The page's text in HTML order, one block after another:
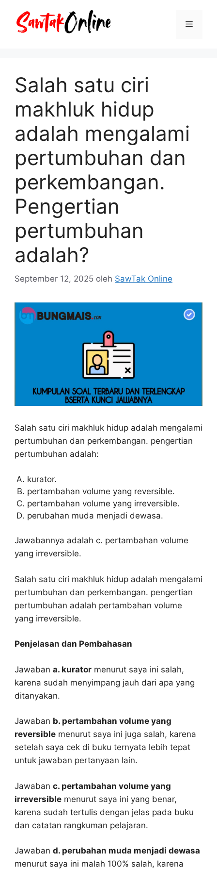
Menu
Salah satu ciri
makhluk hidup
adalah mengalami
pertumbuhan dan
perkembangan.
Pengertian
pertumbuhan
adalah?
September 12, 2025 oleh SawTak Online
Salah satu ciri makhluk hidup adalah mengalami
pertumbuhan dan perkembangan. pengertian
pertumbuhan adalah:
kurator.
pertambahan volume yang reversible.
pertambahan volume yang irreversible.
perubahan muda menjadi dewasa.
Jawabannya adalah c. pertambahan volume
yang irreversible.
Salah satu ciri makhluk hidup adalah mengalami
pertumbuhan dan perkembangan. pengertian
pertumbuhan adalah pertambahan volume
yang irreversible.
Penjelasan dan Pembahasan
Jawaban a. kurator menurut saya ini salah,
karena sudah menyimpang jauh dari apa yang
ditanyakan.
Jawaban b. pertambahan volume yang
reversible menurut saya ini juga salah, karena
setelah saya cek di buku ternyata lebih tepat
untuk jawaban pertanyaan lain.
Jawaban c. pertambahan volume yang
irreversible menurut saya ini yang benar,
karena sudah tertulis dengan jelas pada buku
dan catatan rangkuman pelajaran.
Jawaban d. perubahan muda menjadi dewasa
menurut saya ini malah 100% salah, karena